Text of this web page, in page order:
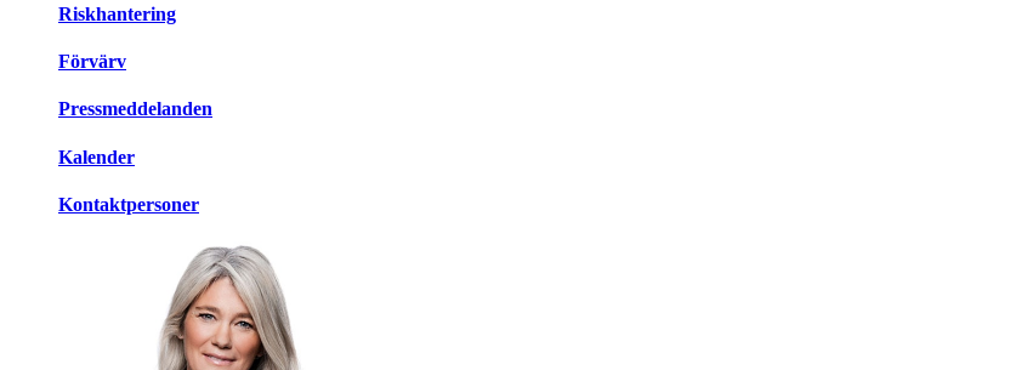
Riskhantering
Förvärv
Pressmeddelanden
Kalender
Kontaktpersoner